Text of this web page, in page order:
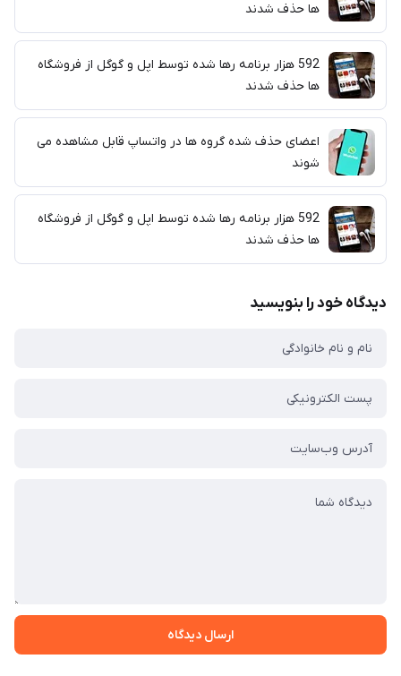
ها حذف شدند
592 هزار برنامه رها شده توسط اپل و گوگل از فروشگاه
ها حذف شدند
اعضای حذف شده گروه ها در واتساپ قابل مشاهده می
شوند
592 هزار برنامه رها شده توسط اپل و گوگل از فروشگاه
ها حذف شدند
دیدگاه خود را بنویسید
ارسال دیدگاه